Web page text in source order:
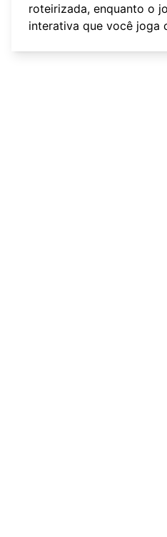
roteirizada, enquanto o
interativa que você joga